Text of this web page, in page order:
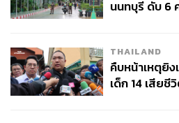
นนทบุรี ดับ 6
THAILAND
คืบหน้าเหตุยิ
เด็ก 14 เสียชี